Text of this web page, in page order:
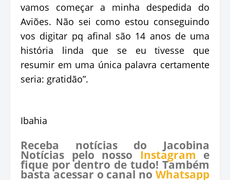
vamos começar a minha despedida do
Aviões. Não sei como estou conseguindo
vos digitar pq afinal são 14 anos de uma
história linda que se eu tivesse que
resumir em uma única palavra certamente
seria: gratidão”.
Ibahia
Receba notícias do Jacobina
Notícias pelo nosso Instagram e
fique por dentro de tudo! Também
basta acessar o canal no Whatsapp